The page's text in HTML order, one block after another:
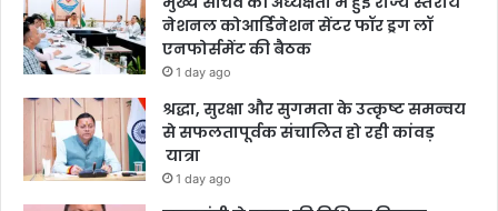
नेशनल कोआर्डिनेशन सेंटर फॉर ड्रग लॉ
एनफोर्समेंट की बैठक
1 day ago
श्रद्धा, सुरक्षा और सुगमता के उत्कृष्ट समन्वय
से सफलतापूर्वक संचालित हो रही कांवड़
यात्रा
1 day ago